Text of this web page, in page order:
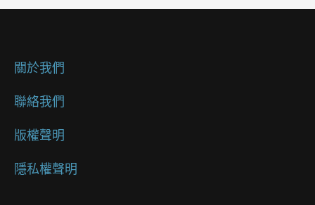
關於我們
聯絡我們
版權聲明
隱私權聲明